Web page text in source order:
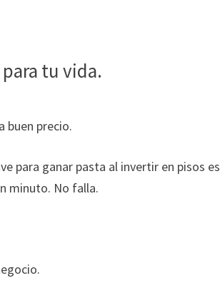
tu vida.
buen precio.
para ganar pasta al invertir en pisos es
minuto. No falla.